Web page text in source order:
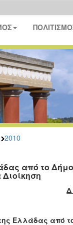
2010
από το
Δ
Ελλάδας από